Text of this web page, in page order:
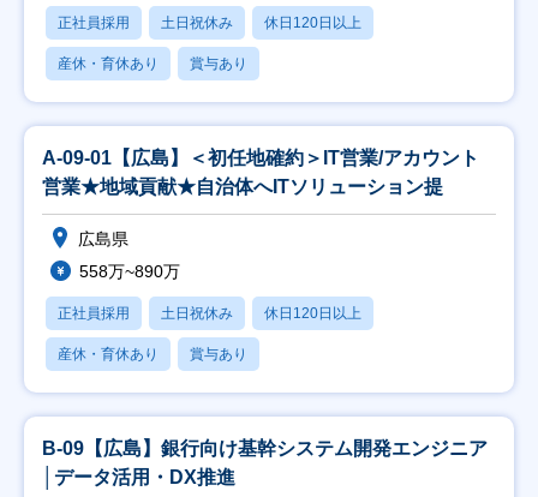
正社員採用 土日祝休み 休日120日以上
産休・育休あり 賞与あり
A-09-01【広島】＜初任地確約＞IT営業/アカウント
営業★地域貢献★自治体へITソリューション提
広島県
558万~890万
正社員採用 土日祝休み 休日120日以上
産休・育休あり 賞与あり
B-09【広島】銀行向け基幹システム開発エンジニア
│データ活用・DX推進